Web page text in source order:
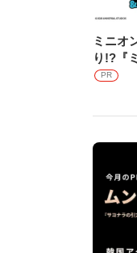
ミニオ
り!?『
PR